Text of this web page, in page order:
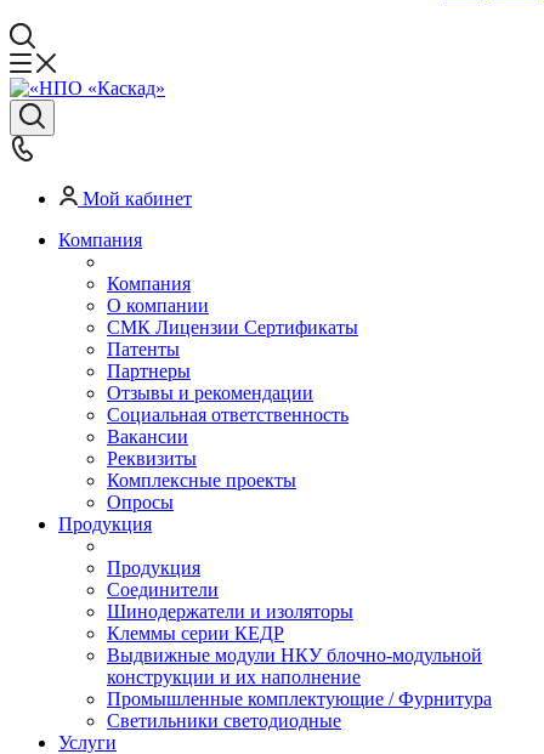
Мой кабинет
Компания
Компания
О компании
СМК Лицензии Сертификаты
Патенты
Партнеры
Отзывы и рекомендации
Социальная ответственность
Вакансии
Реквизиты
Комплексные проекты
Опросы
Продукция
Продукция
Соединители
Шинодержатели и изоляторы
Клеммы серии КЕДР
Выдвижные модули НКУ блочно-модульной
конструкции и их наполнение
Промышленные комплектующие / Фурнитура
Светильники светодиодные
Услуги